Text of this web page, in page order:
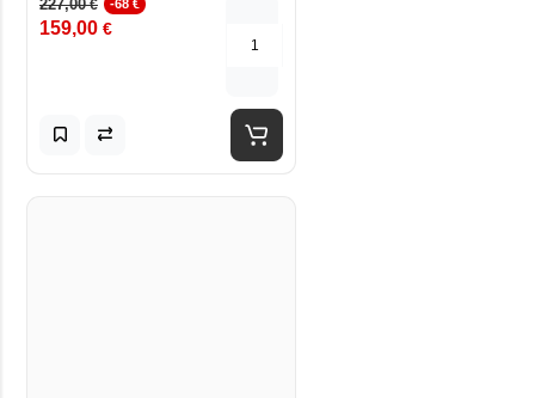
227,00€ -68 €
159,00 €